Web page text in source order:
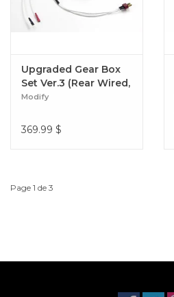
Upgraded Gear Box
Set Ver.3 (Rear Wired,
8mm)
Modify
369.99 $
Page 1 de 3